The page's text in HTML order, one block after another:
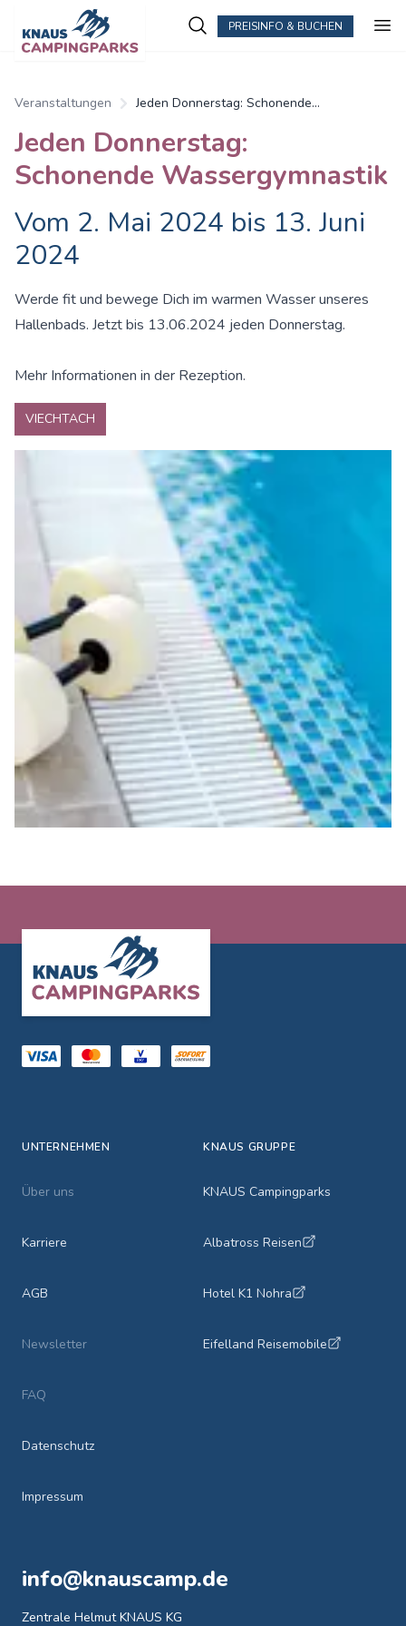
PREISINFO & BUCHEN
Veranstaltungen
Jeden Donnerstag: Schonende
Jeden Donnerstag:
Schonende Wassergymnastik
Vom 2. Mai 2024 bis 13. Juni
2024
Werde fit und bewege Dich im warmen Wasser unseres
Hallenbads. Jetzt bis 13.06.2024 jeden Donnerstag.
Mehr Informationen in der Rezeption.
VIECHTACH
UNTERNEHMEN
Über uns
Karriere
AGB
Newsletter
FAQ
Datenschutz
Impressum
KNAUS GRUPPE
KNAUS Campingparks
Albatross Reisen
Hotel K1 Nohra
Eifelland Reisemobile
info@knauscamp.de
Zentrale Helmut KNAUS KG